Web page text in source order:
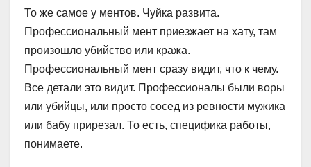
То же самое у ментов. Чуйка развита.
Профессиональный мент приезжает на хату, там
произошло убийство или кража.
Профессиональный мент сразу видит, что к чему.
Все детали это видит. Профессионалы были воры
или убийцы, или просто сосед из ревности мужика
или бабу прирезал. То есть, специфика работы,
понимаете.